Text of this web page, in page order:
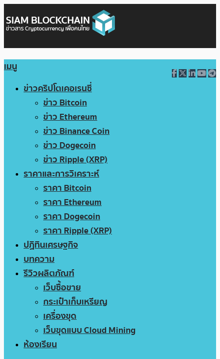
เมนู
ข่าวคริปโตเคอเรนซี่
ข่าว Bitcoin
ข่าว Ethereum
ข่าว Binance Coin
ข่าว Dogecoin
ข่าว Ripple (XRP)
ราคาและการวิเคราะห์
ราคา Bitcoin
ราคา Ethereum
ราคา Dogecoin
ราคา Ripple (XRP)
ปฏิทินเศรษฐกิจ
บทความ
รีวิวผลิตภัณฑ์
เว็บซื้อขาย
กระเป๋าเก็บเหรียญ
เครื่องขุด
เว็บขุดแบบ Cloud Mining
ห้องเรียน